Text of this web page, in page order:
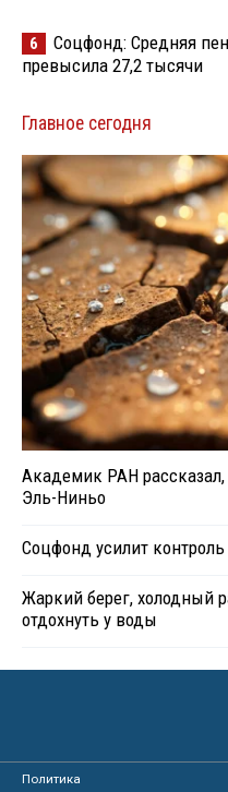
6
Соцфонд: Средняя
превысила 27,2 тысячи
Главное сегодня
Академик РАН
Эль-Ниньо
Соцфонд усилит
Жаркий берег, холодный
отдохнуть у воды
Политика